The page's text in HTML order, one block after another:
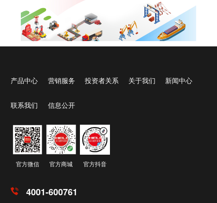
产品中心 营销服务 投资者关系 关于我们 新闻中心
联系我们 信息公开
官方微信 官方商城 官方抖音
4001-600761